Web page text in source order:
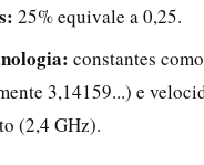
25% equivale a 0,25.
constantes
3,14159...) e
(2,4 GHz).